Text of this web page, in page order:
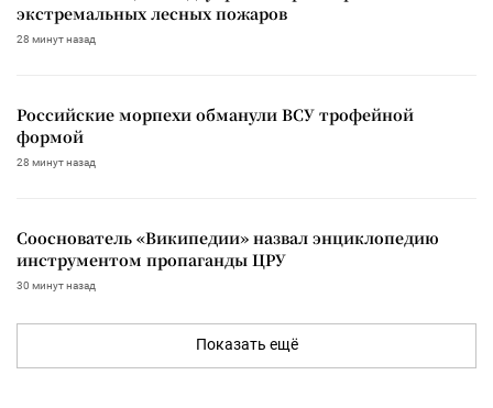
экстремальных лесных пожаров
28 минут назад
Российские морпехи обманули ВСУ трофейной
формой
28 минут назад
Сооснователь «Википедии» назвал энциклопедию
инструментом пропаганды ЦРУ
30 минут назад
Показать ещё